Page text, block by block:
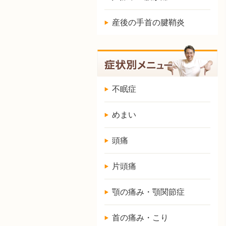
産後の手首の腱鞘炎
不眠症
めまい
頭痛
片頭痛
顎の痛み・顎関節症
首の痛み・こり